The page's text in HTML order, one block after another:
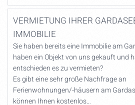
VERMIETUNG IHRER
IMMOBILIE
Sie haben bereits eine Immobilie am
haben ein Objekt von uns gekauft und
entschieden es zu vermieten?
Es gibt eine sehr große Nachfrage an
Ferienwohnungen/-häusern am
können Ihnen kostenlos…